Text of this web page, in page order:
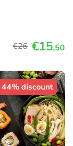
€26 €15,50
44% discount